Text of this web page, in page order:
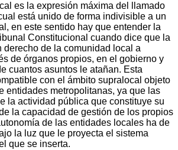
es la expresión máxima del llamado
está unido de forma indivisible a un
en este sentido hay que entender la
Constitucional cuando dice que la
derecho de la comunidad local a
de órganos propios, en el gobierno y
cuantos asuntos le atañan. Esta
con el ámbito supralocal objeto
entidades metropolitanas, ya que las
la actividad pública que constituye su
la capacidad de gestión de los propios
de las entidades locales ha de
la luz que le proyecta el sistema
que se inserta.